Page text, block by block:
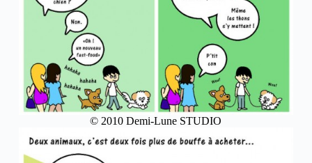
© 2010 Demi-Lune STUDIO